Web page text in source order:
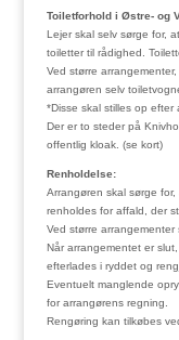
Toiletforhold i Østre- og
Lejer skal selv sørge for,
toiletter til rådighed.
Ved større
arrangøren selv
*Disse skal stilles op efter
Der er to steder på
offentlig kloak. (se kort)
Renholdelse:
Arrangøren skal sørge
renholdes for affald, der
Ved større arrangementer
Når arrangementet er
efterlades i ryddet og
Eventuelt manglende
for arrangørens regning.
Rengøring kan tilkøbes